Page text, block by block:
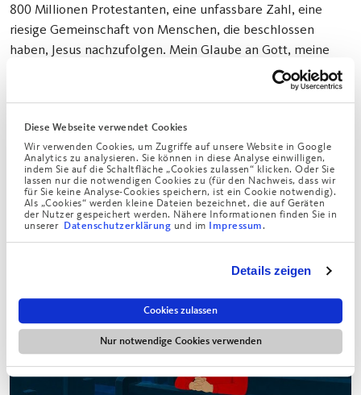
Diese Webseite verwendet Cookies
Wir verwenden Cookies, um Zugriffe auf unsere Website in Google
Analytics zu analysieren. Sie können in diese Analyse einwilligen,
indem Sie auf die Schaltfläche „Cookies zulassen“ klicken. Oder Sie
lassen nur die notwendigen Cookies zu (für den Nachweis, dass wir
für Sie keine Analyse-Cookies speichern, ist ein Cookie notwendig).
Als „Cookies“ werden kleine Dateien bezeichnet, die auf Geräten
der Nutzer gespeichert werden. Nähere Informationen finden Sie in
unserer Datenschutzerklärung und im Impressum.
Details zeigen
Cookies zulassen
Nur notwendige Cookies verwenden
800 Millionen Protestanten, eine unfassbare Zahl, eine
riesige Gemeinschaft von Menschen, die beschlossen
haben, Jesus nachzufolgen. Mein Glaube an Gott, meine
Missbrauchsskandal nicht berührt. Gleichzeitig muss die
zu verhindern. Zur Wahrheit gehört aber auch, dass
Missbrauch ein gesellschaftliches Phänomen ist. Am
häufigsten findet er innerhalb der Familie statt.